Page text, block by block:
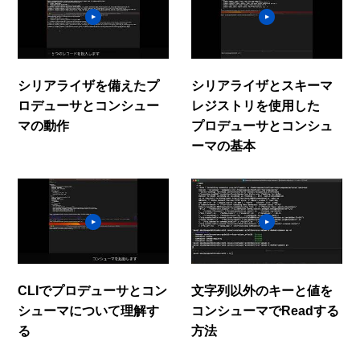
シリアライザを備えたプ
ロデューサとコンシュー
マの動作
シリアライザとスキーマ
レジストリを使用した
プロデューサとコンシュ
ーマの基本
CLIでプロデューサとコン
シューマについて理解す
る
文字列以外のキーと値を
コンシューマでReadする
方法